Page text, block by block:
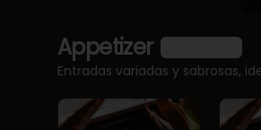
Appetizer
Entradas variadas y sabrosas,